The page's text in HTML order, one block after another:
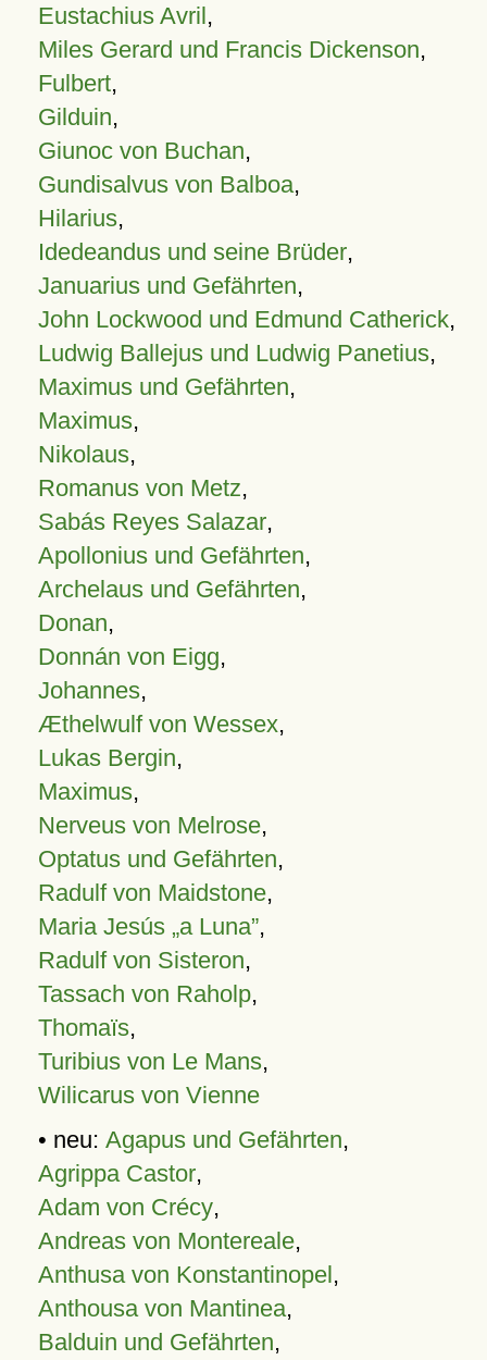
Eustachius Avril,
Miles Gerard und Francis Dickenson,
Fulbert,
Gilduin,
Giunoc von Buchan,
Gundisalvus von Balboa,
Hilarius,
Idedeandus und seine Brüder,
Januarius und Gefährten,
John Lockwood und Edmund Catherick,
Ludwig Ballejus und Ludwig Panetius,
Maximus und Gefährten,
Maximus,
Nikolaus,
Romanus von Metz,
Sabás Reyes Salazar,
Apollonius und Gefährten,
Archelaus und Gefährten,
Donan,
Donnán von Eigg,
Johannes,
Æthelwulf von Wessex,
Lukas Bergin,
Maximus,
Nerveus von Melrose,
Optatus und Gefährten,
Radulf von Maidstone,
Maria Jesús „a Luna”,
Radulf von Sisteron,
Tassach von Raholp,
Thomaïs,
Turibius von Le Mans,
Wilicarus von Vienne
• neu: Agapus und Gefährten,
Agrippa Castor,
Adam von Crécy,
Andreas von Montereale,
Anthusa von Konstantinopel,
Anthousa von Mantinea,
Balduin und Gefährten,